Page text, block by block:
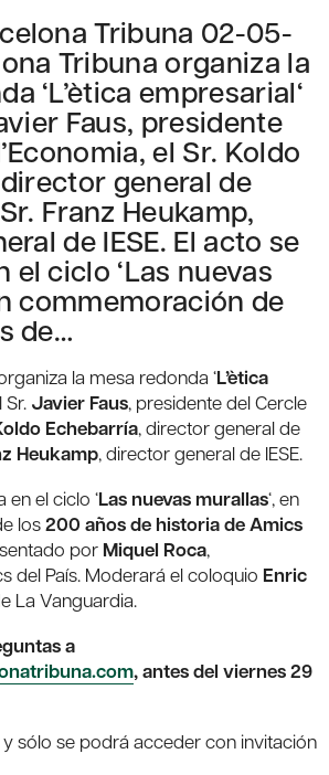
Tribuna 02-05-
Tribuna organiza la
‘L’ètica empresarial‘
Faus, presidente
el Sr. Koldo
general de
Franz Heukamp,
de IESE. El acto se
el ciclo ‘Las nuevas
commemoración de
de…
la mesa redonda ‘L’ètica
Sr. Javier Faus, presidente del Cercle
Echebarría, director general de
Heukamp, director general de IESE.
el ciclo ‘Las nuevas murallas‘, en
los200 años de historia de Amics
por Miquel Roca,
del País. Moderará el coloquio Enric
La Vanguardia.
a
, antes del viernes 29
sólo se podrá acceder con invitación